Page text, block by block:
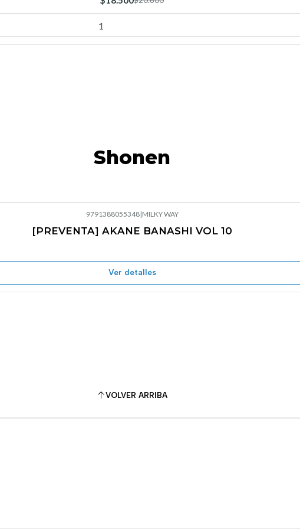
Shonen
9791388055348|MILKY WAY
[PREVENTA] AKANE BANASHI VOL 10
Ver detalles
VOLVER ARRIBA